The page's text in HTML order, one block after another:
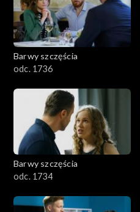
Barwy szczęścia
odc. 1736
Barwy szczęścia
odc. 1734